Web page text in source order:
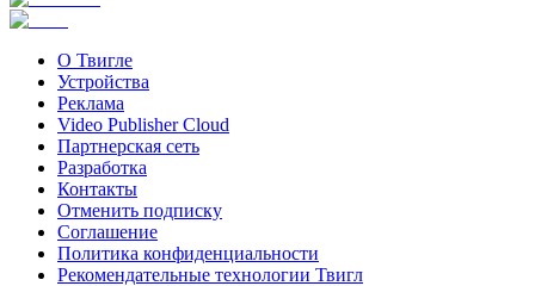
О Твигле
Устройства
Реклама
Video Publisher Cloud
Партнерская сеть
Разработка
Контакты
Отменить подписку
Соглашение
Политика конфиденциальности
Рекомендательные технологии Твигл